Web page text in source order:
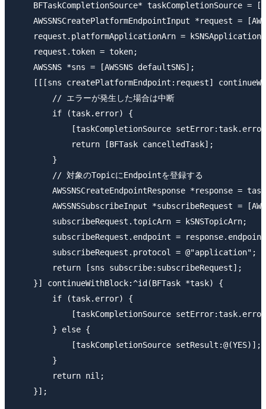
BFTaskCompletionSource* taskCompletionSource =
AWSSNSCreatePlatformEndpointInput *request =
request.platformApplicationArn =
    request.token = token;
    AWSSNS *sns = [AWSSNS defaultSNS];
[[[sns createPlatformEndpoint:request]
        // エラーが発生した場合は中断
        if (task.error) {
[taskCompletionSource
            return [BFTask cancelledTask];
        }
        // 対象のTopicにEndpointを登録する
AWSSNSCreateEndpointResponse *response =
AWSSNSSubscribeInput *subscribeRequest =
        subscribeRequest.topicArn = kSNSTopicArn;
subscribeRequest.endpoint =
        subscribeRequest.protocol = @"application";
        return [sns subscribe:subscribeRequest];
    }] continueWithBlock:^id(BFTask *task) {
        if (task.error) {
[taskCompletionSource
        } else {
            [taskCompletionSource setResult:@(YES)];
        }
        return nil;
    }];